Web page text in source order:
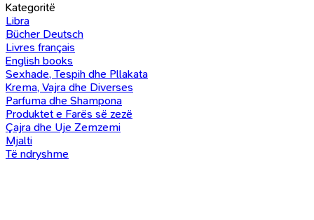
Kategoritë
Libra
Bücher Deutsch
Livres français
English books
Sexhade, Tespih dhe Pllakata
Krema, Vajra dhe Diverses
Parfuma dhe Shampona
Produktet e Farës së zezë
Çajra dhe Uje Zemzemi
Mjalti
Të ndryshme